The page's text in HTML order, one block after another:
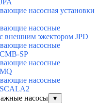
насосная установки
насосные
внешним эжектором JPD
насосные
SP
насосные
насосные
насосы
▼